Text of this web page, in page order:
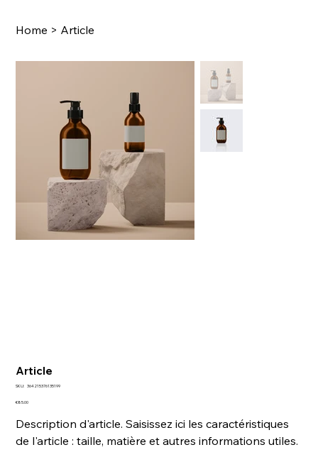
Home > Article
Article
SKU: SKU
364215376135199
Price
€85.00
Description d'article. Saisissez ici les caractéristiques
de l'article : taille, matière et autres informations utiles.